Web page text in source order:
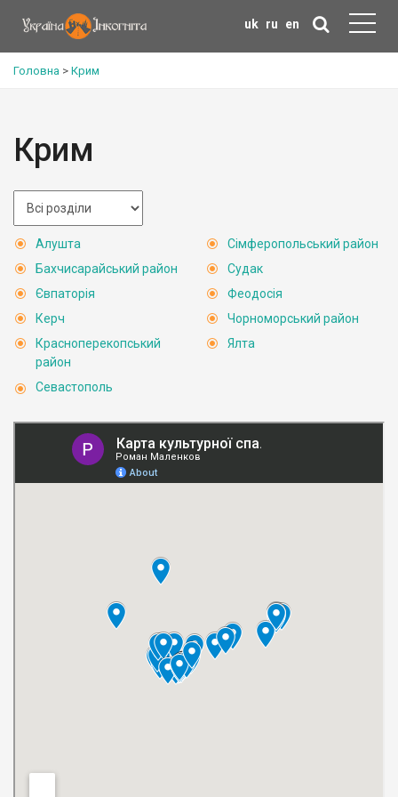
uk ru en
Головна > Крим
Крим
Алушта
Бахчисарайський район
Євпаторія
Керч
Красноперекопський
район
Севастополь
Сімферопольський район
Судак
Феодосія
Чорноморський район
Ялта